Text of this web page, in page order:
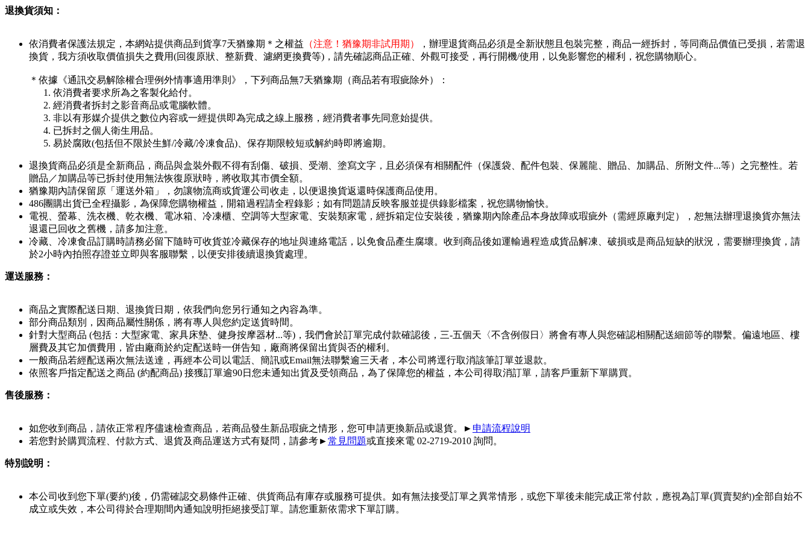
退換貨須知：
依消費者保護法規定，本網站提供商品到貨享7天猶豫期＊之權益 （注意！猶豫期非試用期）
，辦理退貨商品必須是全新狀態且包裝完整，商品一經拆封，等同商品價值已受損，若需退
換貨，我方須收取價值損失之費用(回復原狀、整新費、濾網更換費等)，請先確認商品正確、外觀可接受，再行開機/使用，以免影響您的權利，祝您購物順心。
＊依據《通訊交易解除權合理例外情事適用準則》，下列商品無7天猶豫期（商品若有瑕疵除外）：
依消費者要求所為之客製化給付。
經消費者拆封之影音商品或電腦軟體。
非以有形媒介提供之數位內容或一經提供即為完成之線上服務，經消費者事先同意始提供。
已拆封之個人衛生用品。
易於腐敗(包括但不限於生鮮/冷藏/冷凍食品)、保存期限較短或解約時即將逾期。
退換貨商品必須是全新商品，商品與盒裝外觀不得有刮傷、破損、受潮、塗寫文字，且必須保有相關配件（保護袋、配件包裝、保麗龍、贈品、加購品、所附文件...等）之完整性。若
贈品／加購品等已拆封使用無法恢復原狀時，將收取其市價全額。
猶豫期內請保留原「運送外箱」，勿讓物流商或貨運公司收走，以便退換貨返還時保護商品使用。
486團購出貨已全程攝影，為保障您購物權益，開箱過程請全程錄影；如有問題請反映客服並提供錄影檔案，祝您購物愉快。
電視、螢幕、洗衣機、乾衣機、電冰箱、冷凍櫃、空調等大型家電、安裝類家電，經拆箱定位安裝後，猶豫期內除產品本身故障或瑕疵外（需經原廠判定），恕無法辦理退換貨亦無法
退還已回收之舊機，請多加注意。
冷藏、冷凍食品訂購時請務必留下隨時可收貨並冷藏保存的地址與連絡電話，以免食品產生腐壞。收到商品後如運輸過程造成貨品解凍、破損或是商品短缺的狀況，需要辦理換貨，請
於2小時內拍照存證並立即與客服聯繫，以便安排後續退換貨處理。
運送服務：
商品之實際配送日期、退換貨日期，依我們向您另行通知之內容為準。
部分商品類別，因商品屬性關係，將有專人與您約定送貨時間。
針對大型商品 (包括：大型家電、家具床墊、健身按摩器材...等)，我們會於訂單完成付款確認後，三-五個天〈不含例假日〉將會有專人與您確認相關配送細節等的聯繫。偏遠地區、樓
層費及其它加價費用，皆由廠商於約定配送時一併告知，廠商將保留出貨與否的權利。
一般商品若經配送兩次無法送達，再經本公司以電話、簡訊或Email無法聯繫逾三天者，本公司將逕行取消該筆訂單並退款。
依照客戶指定配送之商品 (約配商品) 接獲訂單逾90日您未通知出貨及受領商品，為了保障您的權益，本公司得取消訂單，請客戶重新下單購買。
售後服務：
如您收到商品，請依正常程序儘速檢查商品，若商品發生新品瑕疵之情形，您可申請更換新品或退貨。► 申請流程說明
若您對於購買流程、付款方式、退貨及商品運送方式有疑問，請參考►常見問題或直接來電 02-2719-2010 詢問。
特別說明：
本公司收到您下單(要約)後，仍需確認交易條件正確、供貨商品有庫存或服務可提供。如有無法接受訂單之異常情形，或您下單後未能完成正常付款，應視為訂單(買賣契約)全部自始不
成立或失效，本公司得於合理期間內通知說明拒絕接受訂單。請您重新依需求下單訂購。